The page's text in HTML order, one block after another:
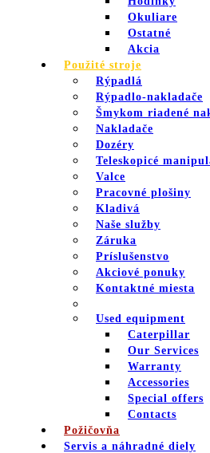
Okuliare
Ostatné
Akcia
Použité stroje
Rýpadlá
Rýpadlo-nakladače
Šmykom riadené
Nakladače
Dozéry
Teleskopicé
Valce
Pracovné plošiny
Kladivá
Naše služby
Záruka
Príslušenstvo
Akciové ponuky
Kontaktné miesta
Used equipment
Caterpillar
Our Services
Warranty
Accessories
Special offers
Contacts
Požičovňa
Servis a náhradné diely